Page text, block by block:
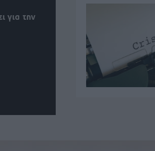
για την